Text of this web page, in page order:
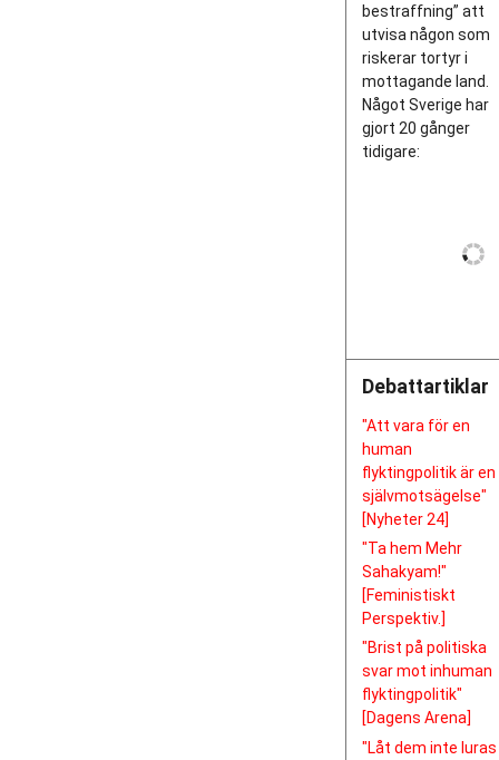
bestraffning” att
utvisa någon som
riskerar tortyr i
mottagande land.
Något Sverige har
gjort 20 gånger
tidigare:
Debattartiklar
"Att vara för en
human
flyktingpolitik är en
självmotsägelse"
[Nyheter 24]
"Ta hem Mehr
Sahakyam!"
[Feministiskt
Perspektiv.]
"Brist på politiska
svar mot inhuman
flyktingpolitik"
[Dagens Arena]
"Låt dem inte luras